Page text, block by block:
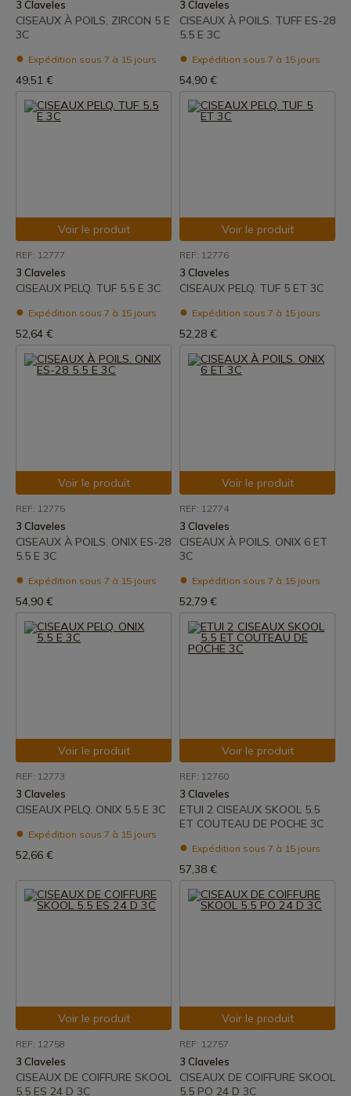
3 Claveles
CISEAUX À POILS. ZIRCON 5 E
3C
Expédition sous 7 à 15 jours
49,51 €
3 Claveles
CISEAUX À POILS. TUFF ES-28
5.5 E 3C
Expédition sous 7 à 15 jours
54,90 €
Voir le produit
REF: 12777
3 Claveles
CISEAUX PELQ. TUF 5.5 E 3C
Expédition sous 7 à 15 jours
52,64 €
Voir le produit
REF: 12776
3 Claveles
CISEAUX PELQ. TUF 5 ET 3C
Expédition sous 7 à 15 jours
52,28 €
Voir le produit
REF: 12775
3 Claveles
CISEAUX À POILS. ONIX ES-28
5.5 E 3C
Expédition sous 7 à 15 jours
54,90 €
Voir le produit
REF: 12774
3 Claveles
CISEAUX À POILS. ONIX 6 ET
3C
Expédition sous 7 à 15 jours
52,79 €
Voir le produit
REF: 12773
3 Claveles
CISEAUX PELQ. ONIX 5.5 E 3C
Expédition sous 7 à 15 jours
52,66 €
Voir le produit
REF: 12760
3 Claveles
ETUI 2 CISEAUX SKOOL 5.5
ET COUTEAU DE POCHE 3C
Expédition sous 7 à 15 jours
57,38 €
Voir le produit
REF: 12758
3 Claveles
CISEAUX DE COIFFURE SKOOL
5.5 ES 24 D 3C
Voir le produit
REF: 12757
3 Claveles
CISEAUX DE COIFFURE SKOOL
5.5 PO 24 D 3C